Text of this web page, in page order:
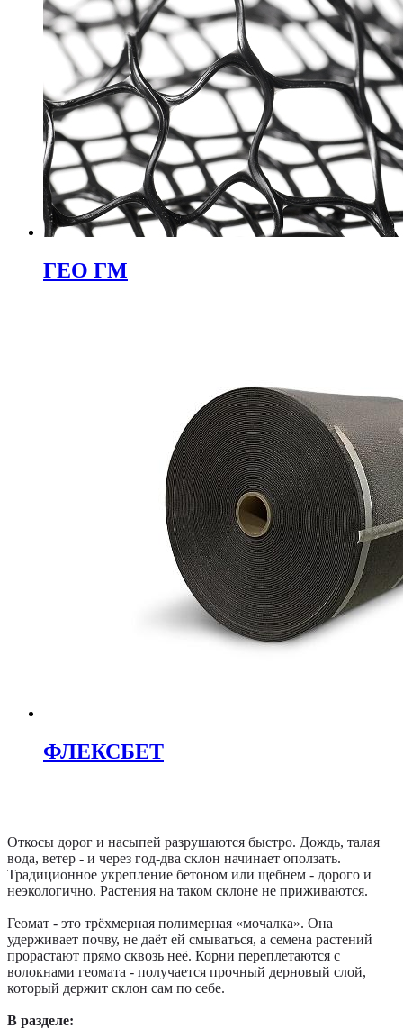
ГЕО ГМ
ФЛЕКСБЕТ
Откосы дорог и насыпей разрушаются быстро. Дождь, талая
вода, ветер - и через год-два склон начинает оползать.
Традиционное укрепление бетоном или щебнем - дорого и
неэкологично. Растения на таком склоне не приживаются.
Геомат - это трёхмерная полимерная «мочалка». Она
удерживает почву, не даёт ей смываться, а семена растений
прорастают прямо сквозь неё. Корни переплетаются с
волокнами геомата - получается прочный дерновый слой,
который держит склон сам по себе.
В разделе: